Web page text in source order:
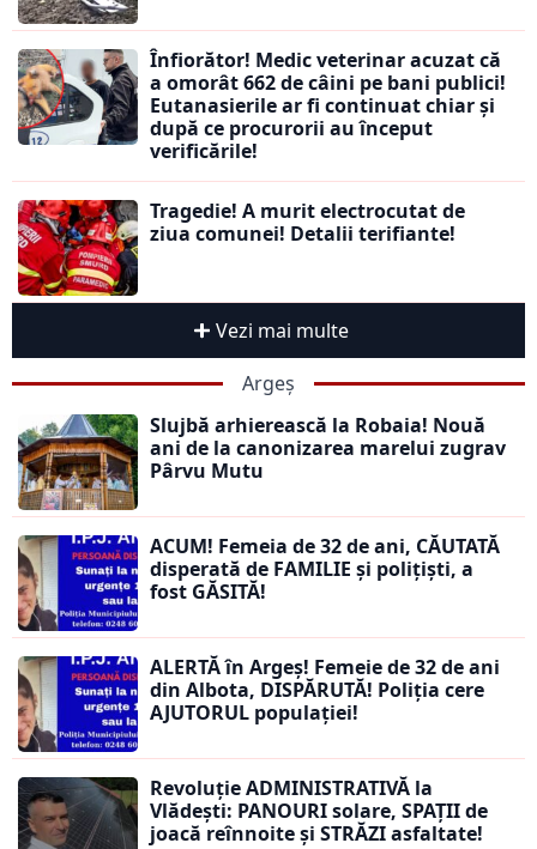
Înfiorător! Medic veterinar acuzat că
a omorât 662 de câini pe bani publici!
Eutanasierile ar fi continuat chiar și
după ce procurorii au început
verificările!
Tragedie! A murit electrocutat de
ziua comunei! Detalii terifiante!
Vezi mai multe
Argeș
Slujbă arhierească la Robaia! Nouă
ani de la canonizarea marelui zugrav
Pârvu Mutu
ACUM! Femeia de 32 de ani, CĂUTATĂ
disperată de FAMILIE și polițiști, a
fost GĂSITĂ!
ALERTĂ în Argeș! Femeie de 32 de ani
din Albota, DISPĂRUTĂ! Poliția cere
AJUTORUL populației!
Revoluție ADMINISTRATIVĂ la
Vlădești: PANOURI solare, SPAȚII de
joacă reînnoite și STRĂZI asfaltate!